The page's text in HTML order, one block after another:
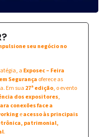
seu negócio no
a Exposec – Feira
Segurança oferece as
Em sua 27ª edição, o evento
dos expositores,
conexões face a
eacesso às principais
patrimonial,
.